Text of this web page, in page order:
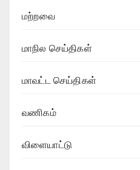
மற்றவை
மாநில செய்திகள்
மாவட்ட செய்திகள்
வணிகம்
விளையாட்டு